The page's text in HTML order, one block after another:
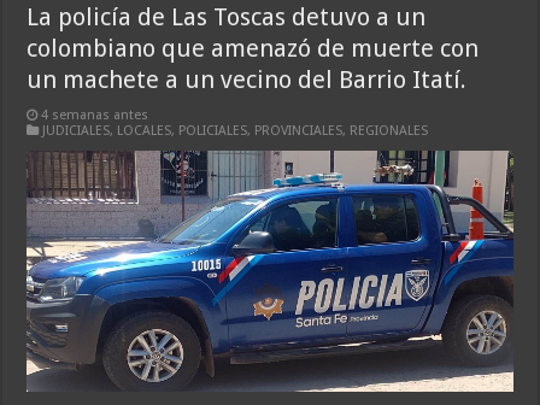
La policía de Las Toscas detuvo a un
colombiano que amenazó de muerte con
un machete a un vecino del Barrio Itatí.
4 semanas antes
JUDICIALES, LOCALES, POLICIALES, PROVINCIALES, REGIONALES